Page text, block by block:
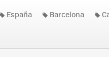
España Barcelona